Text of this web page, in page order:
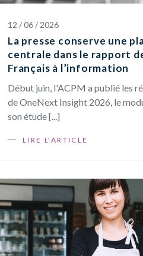
12 / 06 / 2026
La presse conserve une
centrale dans le rapport
Français à l’information
Début juin, l'ACPM a publié les
de OneNext Insight 2026, le
son étude [...]
LIRE L'ARTICLE